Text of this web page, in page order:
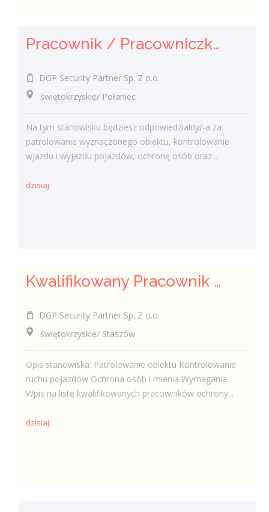
Pracownik / Pracowniczka Ochrony z Pozwoleniem na Broń
DGP Security Partner Sp. Z o.o.
świętokrzyskie/ Połaniec
Na tym stanowisku będziesz odpowiedzialny/-a za:
patrolowanie wyznaczonego obiektu, kontrolowanie
wjazdu i wyjazdu pojazdów, ochronę osób oraz...
dzisiaj
Kwalifikowany Pracownik Ochrony z Pozwoleniem na Broń (K/M)
DGP Security Partner Sp. Z o.o.
świętokrzyskie/ Staszów
Opis stanowiska: Patrolowanie obiektu Kontrolowanie
ruchu pojazdów Ochrona osób i mienia Wymagania:
Wpis na listę kwalifikowanych pracowników ochrony...
dzisiaj